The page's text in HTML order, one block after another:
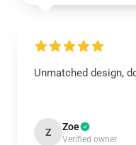
Unmatched design,
Z Zoe
Verified owner